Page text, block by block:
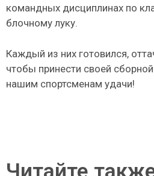
командных дисциплинах по
блочному луку.
Каждый из них готовился,
чтобы принести своей
нашим спортсменам удачи!